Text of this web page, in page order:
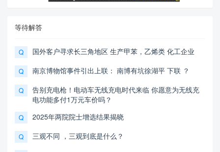
等待解答
Q 国外客户寻求长三角地区 生产甲苯，乙烯类 化工企业
Q 南京博物馆事件引出上联： 南博有坑徐湖平 下联 ？
Q
告别充电枪！电动车无线充电时代来临 你愿意为无线充
电功能多付1万元车价吗？
Q 2025年两院院士增选结果揭晓
Q 三观不同 ，三观到底是什么？